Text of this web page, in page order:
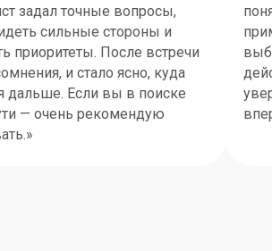
задал точные вопросы,
сильные стороны и
приоритеты. После встречи
и стало ясно, куда
дальше. Если вы в поиске
— очень рекомендую